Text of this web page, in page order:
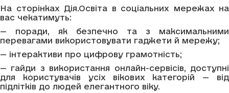
На сторінках Дія.Освіта в соціальних мережах на
вас чекатимуть:
— поради, як безпечно та з максимальними
перевагами використовувати гаджети й мережу;
— інтерактиви про цифрову грамотність;
— гайди з використання онлайн-сервісів, доступні
для користувачів усіх вікових категорій — від
підлітків до людей елегантного віку.